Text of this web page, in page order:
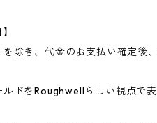
除き、代金のお支払い確定後
ルドをRoughwellらしい視点で